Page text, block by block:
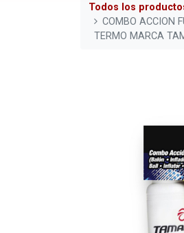
Todos los
COMBO ACCION
TERMO MARCA